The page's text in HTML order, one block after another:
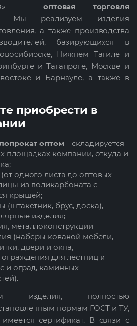
- оптовая торговля
Мы реализуем изделия
а также производства
базирующихся в
Нижнем Тагиле и
и Таганроге, Москве и
и Барнауле, а также в
приобрести в
оптом – складируется
площадках компании, откуда и
одного листа до оптовых
из поликарбоната с
крышей;
(штакетник, брус, доска),
изделия;
металлоконструкции
(наборы кованой мебели,
двери и окна,
для лестниц и
и оград, каминных
изделия, полностью
нормам ГОСТ и ТУ,
сертификат. В связи с